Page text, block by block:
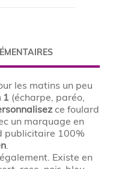
les matins un peu
1 (écharpe, paréo,
ce foulard
un marquage en
publicitaire 100%
.
Existe en